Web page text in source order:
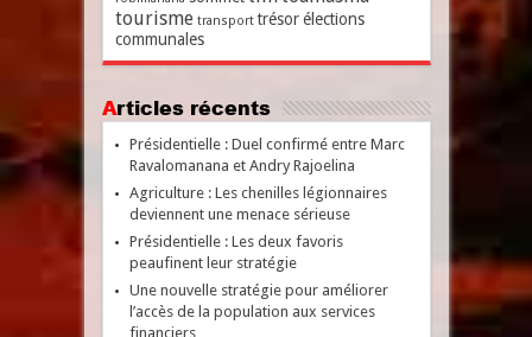
tourisme transport trésor élections
communales
Articles récents
Présidentielle : Duel confirmé entre Marc
Ravalomanana et Andry Rajoelina
Agriculture : Les chenilles légionnaires
deviennent une menace sérieuse
Présidentielle : Les deux favoris
peaufinent leur stratégie
Une nouvelle stratégie pour améliorer
l’accès de la population aux services
financiers